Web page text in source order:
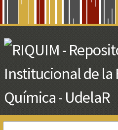
Main
Content